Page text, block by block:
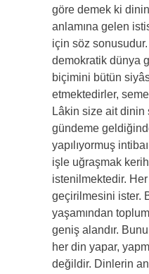
göre demek ki
anlamına gelen
için söz
demokratik dünya
biçimini bütün
etmektedirler,
Lâkin size ait
gündeme
yapılıyormuş
işle uğraşmak
istenilmektedir.
geçirilmesini ister.
yaşamından
geniş alandır.
her din yapar,
değildir. Dinlerin